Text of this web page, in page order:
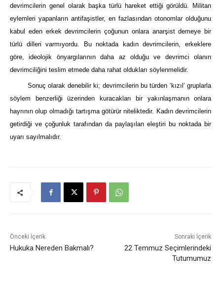
devrimcilerin genel olarak başka türlü hareket ettiği görüldü. Militan
eylemleri yapanların antifaşistler, en fazlasından otonomlar olduğunu
kabul eden erkek devrimcilerin çoğunun onlara anarşist demeye bir
türlü dilleri varmıyordu. Bu noktada kadın devrimcilerin, erkeklere
göre, ideolojik önyargılarının daha az olduğu ve devrimci olanın
devrimciliğini teslim etmede daha rahat oldukları söylenmelidir.
Sonuç olarak denebilir ki; devrimcilerin bu türden ‘kızıl’ gruplarla
söylem benzerliği üzerinden kuracakları bir yakınlaşmanın onlara
hayrının olup olmadığı tartışma götürür niteliktedir. Kadın devrimcilerin
getirdiği ve çoğunluk tarafından da paylaşılan eleştiri bu noktada bir
uyarı sayılmalıdır.
Önceki İçerik
Hukuka Nereden Bakmalı?
Sonraki İçerik
22 Temmuz Seçimlerindeki
Tutumumuz